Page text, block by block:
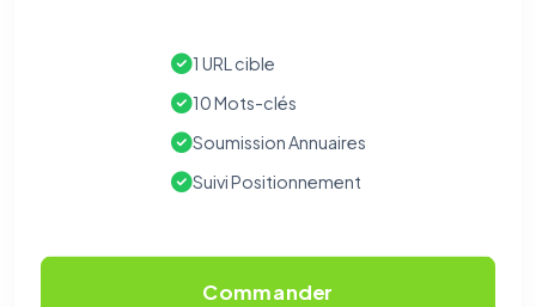
1 URL cible
10 Mots-clés
Soumission Annuaires
Suivi Positionnement
Commander